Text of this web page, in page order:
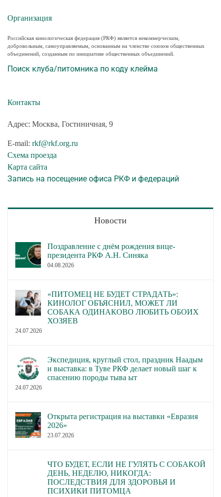
Организация
Российская кинологическая федерация (РКФ) является некоммерческим,
добровольным, самоуправляемым, основанным на членстве союзом общественных
объединений, созданным по инициативе общественных объединений.
Поиск клуба/питомника по коду клейма
Контакты
Адрес: Москва, Гостиничная, 9
E-mail: rkf@rkf.org.ru
Схема проезда
Карта сайта
Запись на посещение офиса РКФ и федераций
Новости
Поздравление с днём рождения вице-
президента РКФ А.Н. Синяка
04.08.2026
«ПИТОМЕЦ НЕ БУДЕТ СТРАДАТЬ»:
КИНОЛОГ ОБЪЯСНИЛ, МОЖЕТ ЛИ
СОБАКА ОДИНАКОВО ЛЮБИТЬ ОБОИХ
ХОЗЯЕВ
24.07.2026
Экспедиция, круглый стол, праздник Наадым
и выставка: в Туве РКФ делает новый шаг к
спасению породы тыва ыт
24.07.2026
Открыта регистрация на выставки «Евразия
2026»
23.07.2026
ЧТО БУДЕТ, ЕСЛИ НЕ ГУЛЯТЬ С СОБАКОЙ
ДЕНЬ, НЕДЕЛЮ, НИКОГДА:
ПОСЛЕДСТВИЯ ДЛЯ ЗДОРОВЬЯ И
ПСИХИКИ ПИТОМЦА